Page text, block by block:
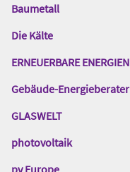
Das
Gentner
Baumetall
Die Kälte
ERNEUERBARE ENERGIEN
Gebäude-Energieberater
GLASWELT
photovoltaik
pv Europe